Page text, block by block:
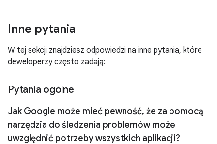
Inne pytania
W tej sekcji znajdziesz odpowiedzi na inne pytania, które
deweloperzy często zadają:
Pytania ogólne
Jak Google może mieć pewność, że za pomocą
narzędzia do śledzenia problemów może
uwzględnić potrzeby wszystkich aplikacji?